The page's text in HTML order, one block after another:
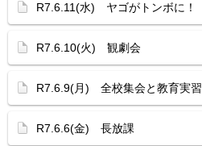
R7.6.11(水) ヤゴがトンボに！
R7.6.10(火) 観劇会
R7.6.9(月) 全校集会と教育実習
R7.6.6(金) 長放課